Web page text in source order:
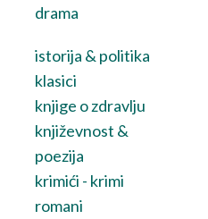
drama
istorija & politika
klasici
knjige o zdravlju
književnost &
poezija
krimići - krimi
romani